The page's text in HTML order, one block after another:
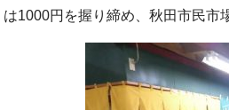
は1000円を握り締め、秋田市民市